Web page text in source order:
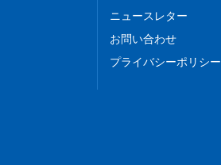
ニュースレター
お問い合わせ
プライバシーポリシー